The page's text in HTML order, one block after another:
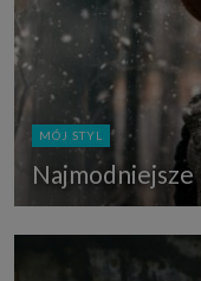
MÓJ STYL
Najmodniejsze